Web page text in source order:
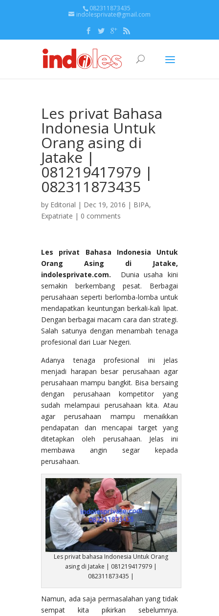
082311873435
indolesprivate@gmail.com
Les privat Bahasa
Indonesia Untuk
Orang asing di
Jatake |
081219417979 |
082311873435
by Editorial | Dec 19, 2016 | BIPA,
Expatriate | 0 comments
Les privat Bahasa Indonesia Untuk
Orang Asing di Jatake,
indolesprivate.com. Dunia usaha kini
semakin berkembang pesat. Berbagai
perusahaan seperti berlomba-lomba untuk
mendapatkan keuntungan berkali-kali lipat.
Dengan berbagai macam cara dan strategi.
Salah satunya dengan menambah tenaga
profesional dari Luar Negeri.
Adanya tenaga profesional ini jelas
menjadi harapan besar perusahaan agar
perusahaan mampu bangkit. Bisa bersaing
dengan perusahaan kompetitor yang
sudah melampaui perusahaan kita. Atau
agar perusahaan mampu menaikkan
pendapatan dan mencapai target yang
ditetapkan oleh perusahaan. Jelas ini
membawa angin segar kepada
perusahaan.
Les privat bahasa Indonesia Untuk Orang
asing di Jatake | 081219417979 |
082311873435 |
Namun, ada saja permasalahan yang tidak
sempat kita pikirkan sebelumnya.